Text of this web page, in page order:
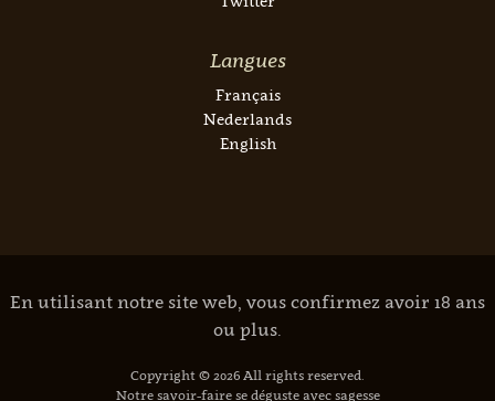
Langues
Français
Nederlands
English
En utilisant notre site web, vous confirmez avoir 18 ans
ou plus.
Copyright © 2026 All rights reserved.
Notre savoir-faire se déguste avec sagesse